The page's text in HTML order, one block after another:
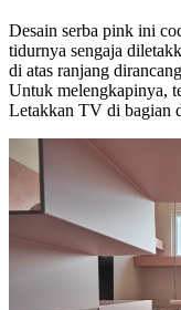
Desain serba pink ini
tidurnya sengaja
di atas ranjang
Untuk melengkapinya,
Letakkan TV di bagian